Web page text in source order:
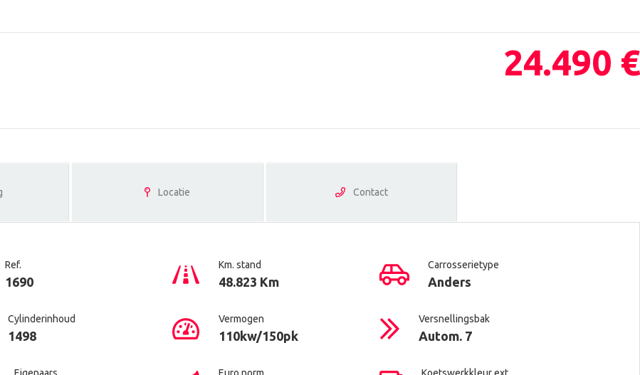
24.490 €
Locatie Contact
Ref.
1690
Km. stand
48.823 Km
Carrosserietype
Anders
Cylinderinhoud
1498
Vermogen
110kw/150pk
Versnellingsbak
Autom. 7